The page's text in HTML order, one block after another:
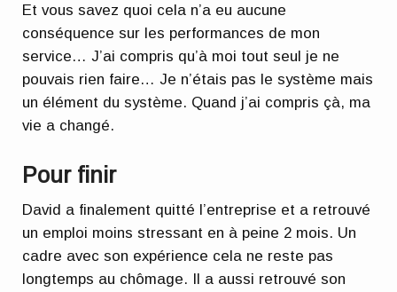
Et vous savez quoi cela n’a eu aucune
conséquence sur les performances de mon
service… J’ai compris qu’à moi tout seul je ne
pouvais rien faire… Je n’étais pas le système mais
un élément du système. Quand j’ai compris çà, ma
vie a changé.
Pour finir
David a finalement quitté l’entreprise et a retrouvé
un emploi moins stressant en à peine 2 mois. Un
cadre avec son expérience cela ne reste pas
longtemps au chômage. Il a aussi retrouvé son